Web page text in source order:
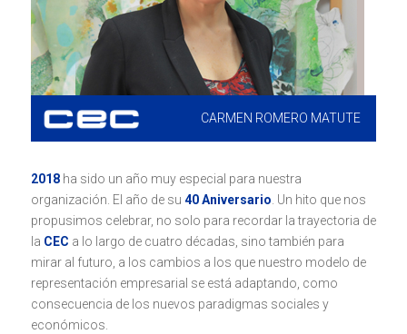
CARMEN ROMERO MATUTE
2018ha sido un año muy especial para nuestra
organización. El año de su 40 Aniversario . Un hito que nos
propusimos celebrar, no solo para recordar la trayectoria de
la CEC a lo largo de cuatro décadas, sino también para
mirar al futuro, a los cambios a los que nuestro modelo de
representación empresarial se está adaptando, como
consecuencia de los nuevos paradigmas sociales y
económicos.